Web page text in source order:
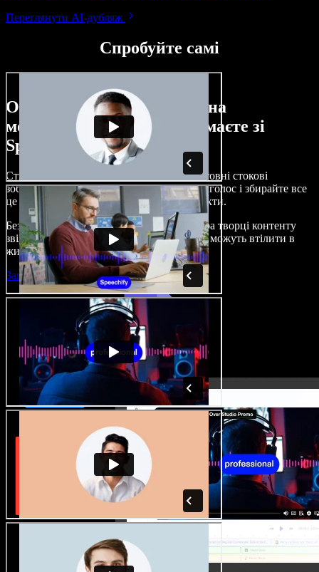
Переглянути AI-дубляж
Спробуйте самі
Ось лише невелика частина
можливостей, які ви отримаєте зі
Speechify Studio.
Створюйте озвучення, додавайте безкоштовні стокові
зображення, музику, відео, клонуйте свій голос і збирайте все
це в цілісні, захопливі аудіо- та відеопроєкти.
Без складного навчання й прямо з браузера творці контенту
звільняються від традиційних обмежень і можуть втілити в
життя будь-які ідеї.
Запустити Studio